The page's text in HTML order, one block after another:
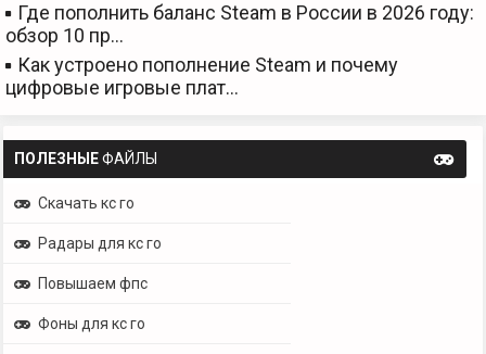
Где пополнить баланс Steam в России в 2026 году:
обзор 10 пр…
Как устроено пополнение Steam и почему
цифровые игровые плат…
ПОЛЕЗНЫЕФАЙЛЫ
Скачать кс го
Радары для кс го
Повышаем фпс
Фоны для кс го